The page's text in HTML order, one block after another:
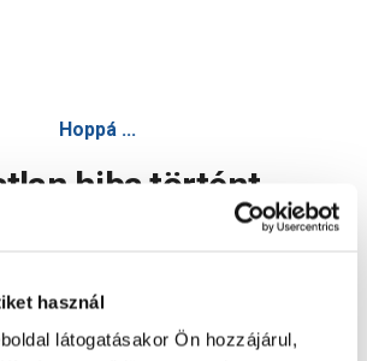
használ
látogatásakor Ön hozzájárul,
Hoppá ...
hiba történt
Oldal újratöltése